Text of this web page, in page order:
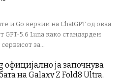
и Go верзии на ChatGPT од оваа
GPT-5.6 Luna како стандарден
за...
официјално ја започнува
на Galaxy Z Fold8 Ultra,